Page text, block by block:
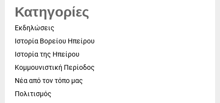
Κατηγορίες
Εκδηλώσεις
Ιστορία Βορείου Ηπείρου
Ιστορία της Ηπείρου
Κομμουνιστική Περίοδος
Νέα από τον τόπο μας
Πολιτισμός